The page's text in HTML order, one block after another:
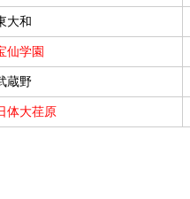
大和
仙学園
蔵野
体大荏原